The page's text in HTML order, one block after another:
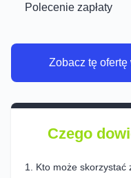
Polecenie zapłaty
Zobacz tę
Czego
Kto może skorzystać